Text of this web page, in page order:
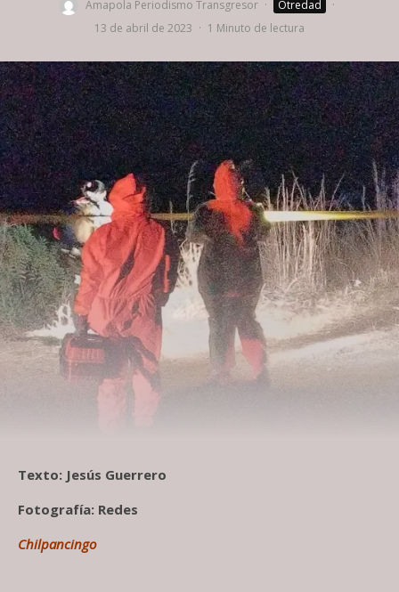
Amapola Periodismo Transgresor · Otredad
·
13 de abril de 2023 · 1 Minuto de lectura
Texto: Jesús Guerrero
Fotografía: Redes
Chilpancingo